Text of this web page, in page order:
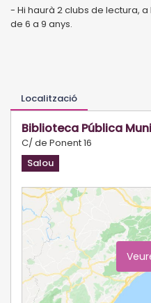
- Hi haurà 2 clubs de lectura, a
de 6 a 9 anys.
Localització
Biblioteca Pública
C/ de Ponent 16
Salou